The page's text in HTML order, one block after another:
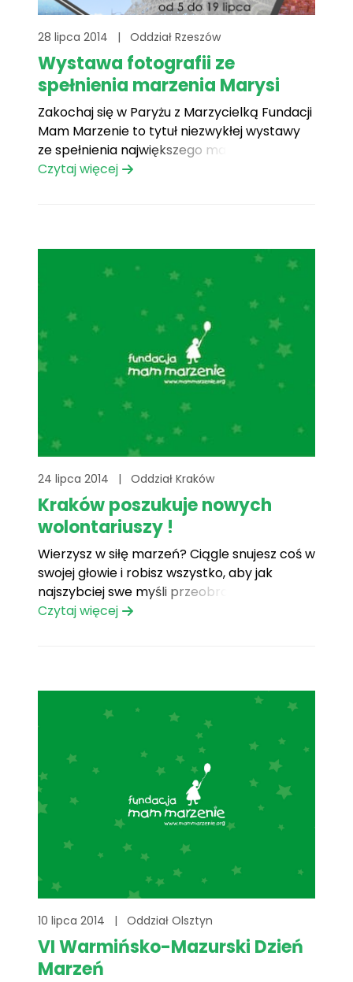
28 lipca 2014 | Oddział Rzeszów
Wystawa fotografii ze
spełnienia marzenia Marysi
Zakochaj się w Paryżu z Marzycielką Fundacji
Mam Marzenie to tytuł niezwykłej wystawy
ze spełnienia największego marzenia Marysi,
która pragnęła zobaczyć Paryż i przeżyć
zobacz jak spełniał się „paryski[...]
Czytaj więcej
24 lipca 2014 | Oddział Kraków
Kraków poszukuje nowych
wolontariuszy !
Wierzysz w siłę marzeń? Ciągle snujesz coś w
swojej głowie i robisz wszystko, aby jak
najszybciej swe myśli przeobrazić w
rzeczywistość? Lubisz pomagać innym, masz
marzeń!
Czytaj więcej
10 lipca 2014 | Oddział Olsztyn
VI Warmińsko-Mazurski Dzień
Marzeń